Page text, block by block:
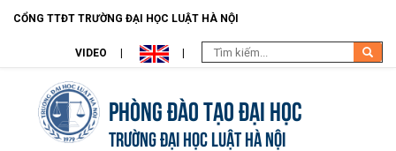
CỔNG TTĐT TRƯỜNG ĐẠI HỌC LUẬT HÀ NỘI
VIDEO
Phòng Đào Tạo đại học
TRƯỜNG ĐẠI HỌC LUẬT HÀ NỘI